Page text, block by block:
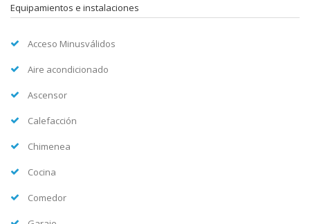
Equipamientos e instalaciones
Acceso Minusválidos
Aire acondicionado
Ascensor
Calefacción
Chimenea
Cocina
Comedor